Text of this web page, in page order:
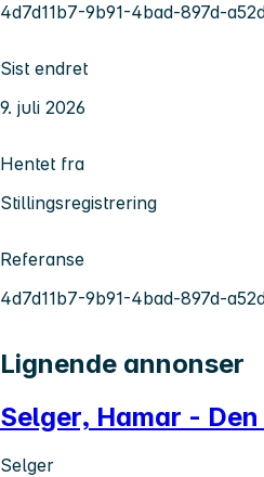
4d7d11b7-9b91-4bad-897d-
Sist endret
9. juli 2026
Hentet fra
Stillingsregistrering
Referanse
4d7d11b7-9b91-4bad-897d-
Lignende annonser
Selger, Hamar -
Selger